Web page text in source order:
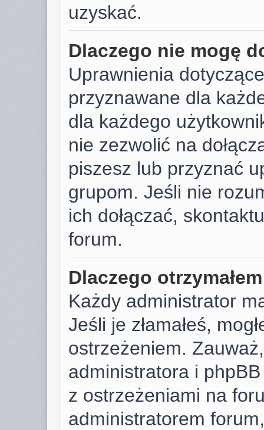
uzyskać.
Dlaczego nie mogę
Uprawnienia
przyznawane dla
dla każdego
nie zezwolić na
piszesz lub przyznać
grupom. Jeśli nie
ich dołączać,
forum.
Dlaczego
Każdy administrator
Jeśli je złamałeś,
ostrzeżeniem.
administratora i
z ostrzeżeniami na
administratorem